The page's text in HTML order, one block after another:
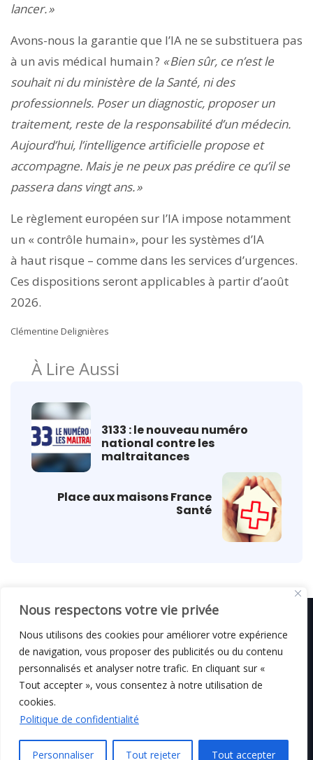
Nous respectons votre vie privée
Nous utilisons des cookies pour améliorer votre expérience
de navigation, vous proposer des publicités ou du contenu
personnalisés et analyser notre trafic. En cliquant sur «
Tout accepter », vous consentez à notre utilisation de
cookies.
Politique de confidentialité
Personnaliser Tout rejeter Tout accepter
lancer. »
Avons-nous la garantie que l’IA ne se substituera pas
à un avis médical humain ? « Bien sûr, ce n’est le
souhait ni du ministère de la Santé, ni des
professionnels. Poser un diagnostic, proposer un
traitement, reste de la responsabilité d’un médecin.
Aujourd’hui, l’intelligence artificielle propose et
accompagne. Mais je ne peux pas prédire ce qu’il se
passera dans vingt ans. »
Le règlement européen sur l’IA impose notamment
un « contrôle humain », pour les systèmes d’IA
à haut risque – comme dans les services d’urgences.
Ces dispositions seront applicables à partir d’août
2026.
Clémentine Delignières
À Lire Aussi
3133 : le nouveau numéro
national contre les
maltraitances
Place aux maisons France
Santé
© C i E M2026
Mentions légales